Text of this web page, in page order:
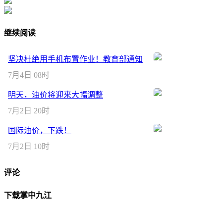
继续阅读
坚决杜绝用手机布置作业！教育部通知
7月4日 08时
明天，油价将迎来大幅调整
7月2日 20时
国际油价，下跌！
7月2日 10时
评论
下载掌中九江